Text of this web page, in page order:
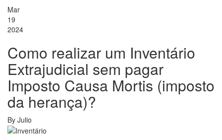
Mar
19
2024
Como realizar um Inventário
Extrajudicial sem pagar
Imposto Causa Mortis (imposto
da herança)?
By Julio